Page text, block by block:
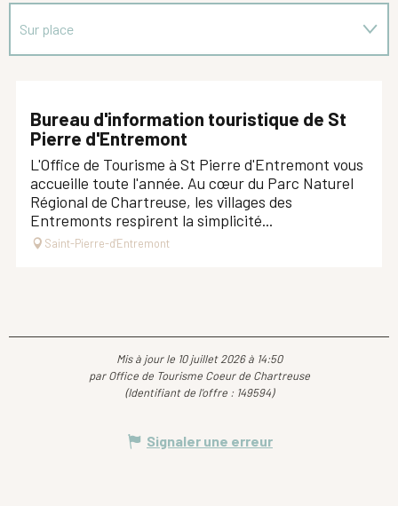
Sur place
Est une offre similaire à proximité de...
A dans son périmètre...
Bureau d'information touristique de St
Pierre d'Entremont
L'Office de Tourisme à St Pierre d'Entremont vous
accueille toute l'année. Au cœur du Parc Naturel
Régional de Chartreuse, les villages des
Entremonts respirent la simplicité...
Saint-Pierre-d'Entremont
Mis à jour le 10 juillet 2026 à 14:50
par Office de Tourisme Coeur de Chartreuse
(Identifiant de l'offre : 149594)
Signaler une erreur